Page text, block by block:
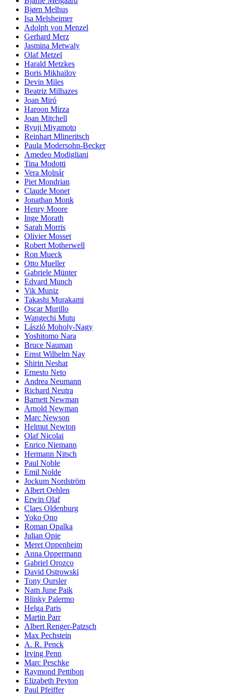
Bjørn Melhus
Isa Melsheimer
Adolph von Menzel
Gerhard Merz
Jasmina Metwaly
Olaf Metzel
Harald Metzkes
Boris Mikhailov
Devin Miles
Beatriz Milhazes
Joan Miró
Haroon Mirza
Joan Mitchell
Ryuji Miyamoto
Reinhart Mlineritsch
Paula Modersohn-Becker
Amedeo Modigliani
Tina Modotti
Vera Molnár
Piet Mondrian
Claude Monet
Jonathan Monk
Henry Moore
Inge Morath
Sarah Morris
Olivier Mosset
Robert Motherwell
Ron Mueck
Otto Mueller
Gabriele Münter
Edvard Munch
Vik Muniz
Takashi Murakami
Oscar Murillo
Wangechi Mutu
László Moholy-Nagy
Yoshitomo Nara
Bruce Nauman
Ernst Wilhelm Nay
Shirin Neshat
Ernesto Neto
Andrea Neumann
Richard Neutra
Barnett Newman
Arnold Newman
Marc Newson
Helmut Newton
Olaf Nicolai
Enrico Niemann
Hermann Nitsch
Paul Noble
Emil Nolde
Jockum Nordström
Albert Oehlen
Erwin Olaf
Claes Oldenburg
Yoko Ono
Roman Opalka
Julian Opie
Meret Oppenheim
Anna Oppermann
Gabriel Orozco
David Ostrowski
Tony Oursler
Nam June Paik
Blinky Palermo
Helga Paris
Martin Parr
Albert Renger-Patzsch
Max Pechstein
A. R. Penck
Irving Penn
Marc Peschke
Raymond Pettibon
Elizabeth Peyton
Paul Pfeiffer